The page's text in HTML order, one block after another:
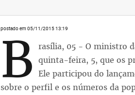
postado em 05/11/2015 13:19
B rasília, 05 - O ministro
quinta-feira, 5, que os
Ele participou do
sobre o perfil e os números da